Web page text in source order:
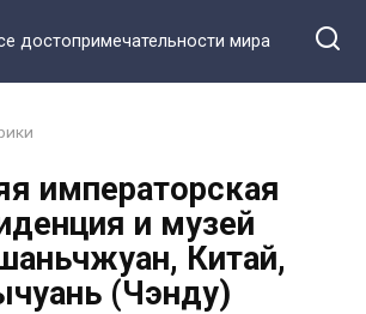
достопримечательности мира
императорская
и музей
Китай,
(Чэнду)